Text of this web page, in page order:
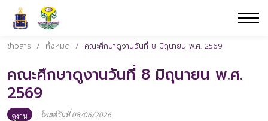
ข่าวสาร / ทั้งหมด / คณะศึกษาดูงานวันที่ 8 มิถุนายน พ.ศ. 2569
คณะศึกษาดูงานวันที่ 8 มิถุนายน พ.ศ.
2569
ดูงาน | โพสต์วันที่ 08/06/2026